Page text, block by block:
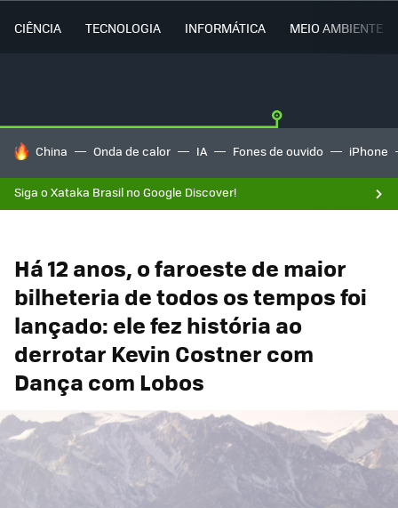
CIÊNCIA TECNOLOGIA INFORMÁTICA MEIO AMBIENTE
TENDÊNCIAS DO DIA
China Onda de calor IA Fones de ouvido iPhone
Siga o Xataka Brasil no Google Discover!
Há 12 anos, o faroeste de maior
bilheteria de todos os tempos foi
lançado: ele fez história ao
derrotar Kevin Costner com
Dança com Lobos